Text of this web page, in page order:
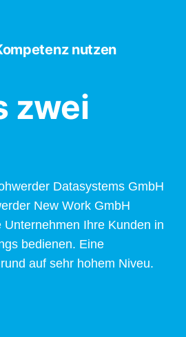
nutzen
zwei
Datasystems GmbH
New Work GmbH
Ihre Kunden in
bedienen. Eine
auf sehr hohem Niveu.